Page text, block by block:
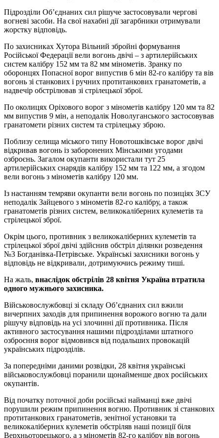
Підрозділи Об’єднаних сил рішуче застосовували чергові
вогневі засоби. На свої нахабні дії загарбники отримували
жорстку відповідь.
По захисниках Хутора Вільний збройні формування
Російської Федерації вели вогонь двічі – з артилерійських
систем калібру 152 мм та 82 мм мінометів. Зранку по
оборонцях Попасної ворог випустив 6 мін 82-го калібру та вів
вогонь зі станкових і ручних протитанкових гранатометів, а
надвечір обстрілював зі стрілецької зброї.
По околицях Оріхового ворог з мінометів калібру 120 мм та 82
мм випустив 9 мін, а неподалік Новолуганського застосовував
гранатомети різних систем та стрілецьку зброю.
Поблизу селища міського типу Новотошківське ворог двічі
відкривав вогонь із заборонених Мінськими угодами
озброєнь. Загалом окупанти використали тут 25
артилерійських снарядів калібру 152 мм та 122 мм, а згодом
вели вогонь з мінометів калібру 120 мм.
Із настанням темряви окупанти вели вогонь по позиціях ЗСУ
неподалік Зайцевого з мінометів 82-го калібру, а також
гранатометів різних систем, великокаліберних кулеметів та
стрілецької зброї.
Окрім цього, противник з великокаліберних кулеметів та
стрілецької зброї двічі здійснив обстріл ділянки розведення
№3 Богданівка-Петрівське. Українські захисники вогонь у
відповідь не відкривали, дотримуючись режиму тиші.
На жаль, внаслідок обстрілів 28 квітня Україна втратила
одного мужнього захисника.
Військовослужбовці зі складу Об’єднаних сил вжили
вичерпних заходів для припинення ворожого вогню та дали
рішучу відповідь на усі злочинні дії противника. Після
активного застосування нашими підрозділами штатного
озброєння ворог відмовився від подальших провокацій
українських підрозділів.
За попередніми даними розвідки, 28 квітня українські
військовослужбовці поранили щонайменше двох російських
окупантів.
Від початку поточної доби російські найманці вже двічі
порушили режим припинення вогню. Противник зі станкових
протитанкових гранатометів, зенітної установки та
великокаліберних кулеметів обстріляв наші позиції біля
Верхньоторецького, а з мінометів 82-го калібру вів вогонь